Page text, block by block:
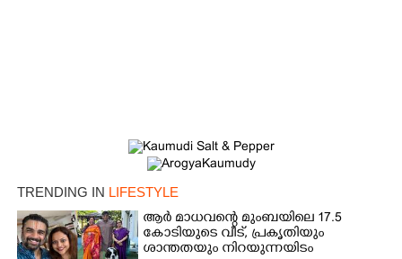
TRENDING IN LIFESTYLE
ആർ മാധവന്റെ മുംബയിലെ 17.5
കോടിയുടെ വീട്,​ പ്രകൃതിയും
ശാന്തതയും നിറയുന്നയിടം